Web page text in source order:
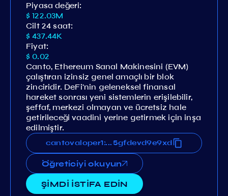
Piyasa değeri:
$ 122.03M
Cilt 24 saat:
$ 437.44K
Fiyat:
$ 0.02
Canto, Ethereum Sanal Makinesini (EVM)
çalıştıran izinsiz genel amaçlı bir blok
zinciridir. DeFi'nin geleneksel finansal
hareket sonrası yeni sistemlerin erişilebilir,
şeffaf, merkezi olmayan ve ücretsiz hale
getirileceği vaadini yerine getirmek için inşa
edilmiştir.
...
Öğreticiyi okuyun
ŞİMDİ İSTİFA EDİN